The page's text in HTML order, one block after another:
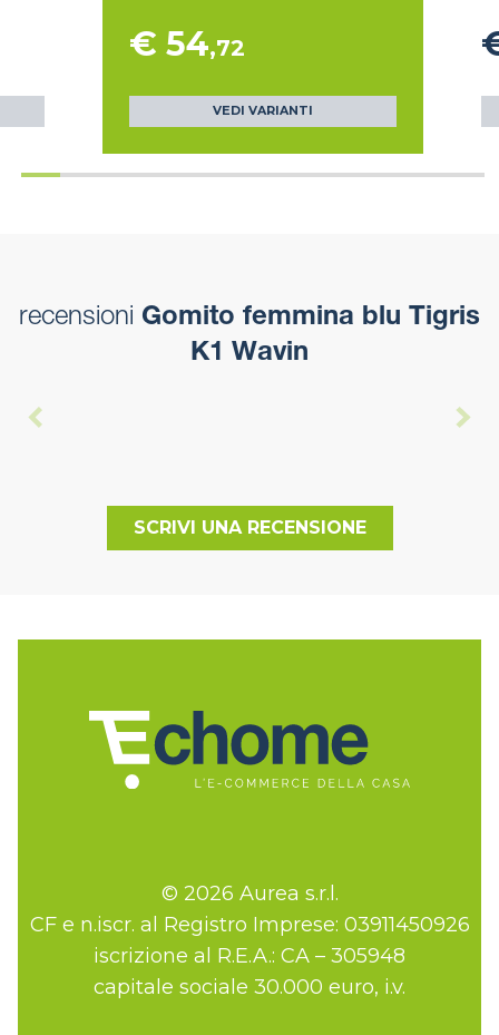
€ 54,72
VEDI VARIANTI
recensioni Gomito femmina blu Tigris
K1 Wavin
SCRIVI UNA RECENSIONE
© 2026 Aurea s.r.l.
CF e n.iscr. al Registro Imprese: 03911450926
iscrizione al R.E.A.: CA – 305948
capitale sociale 30.000 euro, i.v.